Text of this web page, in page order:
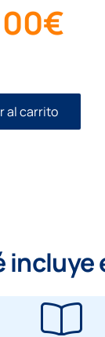
€
al carrito
incluye